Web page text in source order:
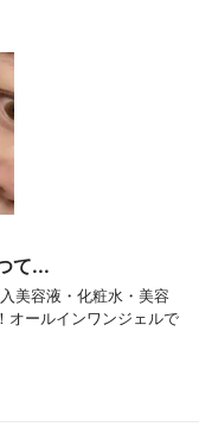
て...
美容液・化粧水・美容
オールインワンジェルで